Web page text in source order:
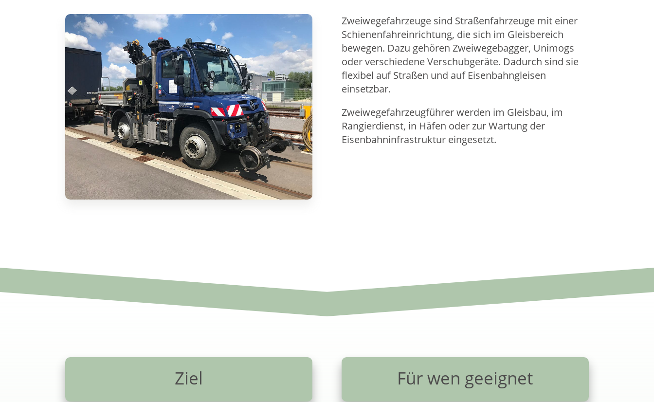
Zweiwegefahrzeuge sind Straßenfahrzeuge mit einer
Schienenfahreinrichtung, die sich im Gleisbereich
bewegen. Dazu gehören Zweiwegebagger, Unimogs
oder verschiedene Verschubgeräte. Dadurch sind sie
flexibel auf Straßen und auf Eisenbahngleisen
einsetzbar.
Zweiwegefahrzeugführer werden im Gleisbau, im
Rangierdienst, in Häfen oder zur Wartung der
Eisenbahninfrastruktur eingesetzt.
Ziel Für wen geeignet